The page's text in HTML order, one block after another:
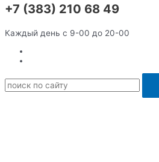
+7 (383) 210 68 49
Каждый день с 9-00 до 20-00